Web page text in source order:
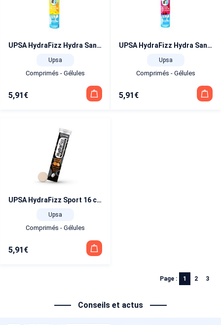
UPSA HydraFizz Hydra Sans Sucre Citron 16 comprimés effervescents
Upsa
Comprimés - Gélules
5,91€
UPSA HydraFizz Hydra Sans Sucre Fruits Rouges 16 comprimés effervescents
Upsa
Comprimés - Gélules
5,91€
UPSA HydraFizz Sport 16 comprimés effervescents
Upsa
Comprimés - Gélules
5,91€
Page : 1 2 3
Conseils et actus